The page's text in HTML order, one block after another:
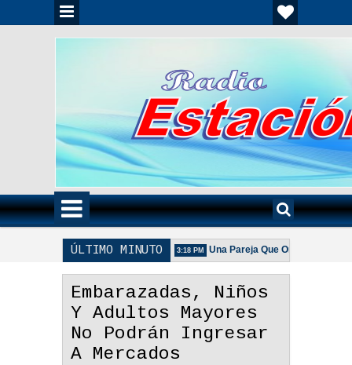
ÚLTIMO MINUTO
Es Importante - Reflexión 3:18 PM Una Pareja Que Ora Unida. -
Embarazadas, Niños
Y Adultos Mayores
No Podrán Ingresar
A Mercados